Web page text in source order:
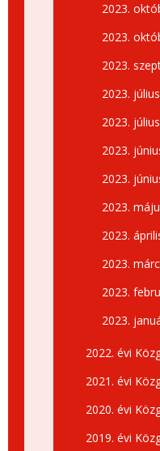
2023.
2023.
2023.
2023.
2023.
2023.
2023.
2023.
2023.
2023.
2023.
2023.
2022. évi
2021. évi
2020. évi
2019. évi